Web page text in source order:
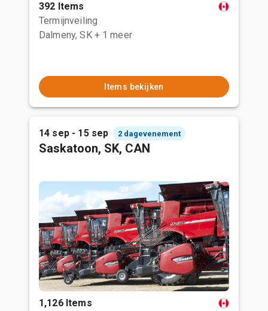
392 Items
Termijnveiling
Dalmeny, SK + 1 meer
Items bekijken
14 sep - 15 sep 2 dagevenement
Saskatoon, SK, CAN
1,126 Items